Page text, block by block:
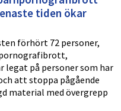
tiden ökar
förhört 72 personer,
legat på personer som har
att stoppa pågående
material med övergrepp